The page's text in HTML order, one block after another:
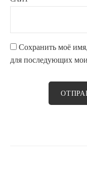
Сохранить моё
для последующих